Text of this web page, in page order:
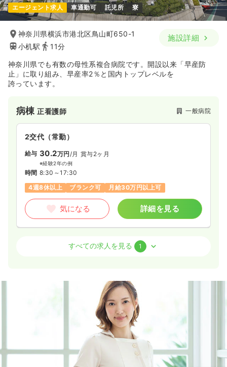
気になる 詳細を見る
介護・福祉系 デイケア・デイサービス
日勤のみ（常勤） 一時募集休止
給与 お問い合わせください
日曜休み
4週8休以上
内視鏡正看護師
日勤のみ（常勤）
給与 27.6万円/月 賞与3.5ヶ月
オンコールあり
担当業務未経験可
ブランク可
第二新卒可
気になる
一時募集休止
お問い合わせください
時間 8:30～17:00（休憩60分）
オンコールあり
担当業務未経験可
エージェント求人 車通勤可 託児所 寮
神奈川県横浜市港北区鳥山町650-1
小机駅
11分
施設詳細
神奈川県でも有数の母性系複合病院です。開設以来「早産防
止」に取り組み、早産率2％と国内トップレベルを
誇っています。
病棟正看護師 一般病院
2交代（常勤）
給与 30.2万円/月 賞与2ヶ月
※経験2年の例
時間 8:30～17:30
4週8休以上
ブランク可 月給30万円以上可
気になる 詳細を見る
賞与2ヶ月
ブランク可 月給33万円以上可
気になる 詳細を見る
すべての求人を見る 1